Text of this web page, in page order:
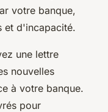
votre banque,
et d'incapacité.
une lettre
nouvelles
à votre banque.
pour